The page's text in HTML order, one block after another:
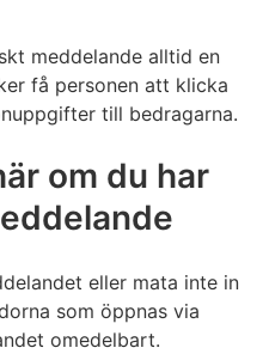
meddelande alltid en
få personen att klicka
till bedragarna.
om du har
eller mata inte in
som öppnas via
omedelbart.